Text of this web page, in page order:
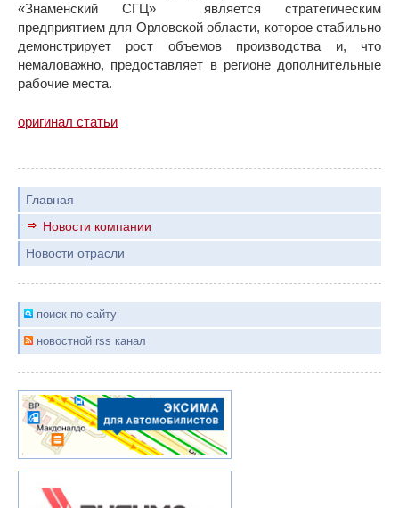
«Знаменский СГЦ» является стратегическим
предприятием для Орловской области, которое стабильно
демонстрирует рост объемов производства и, что
немаловажно, предоставляет в регионе дополнительные
рабочие места.
оригинал статьи
Главная
Новости компании
Новости отрасли
поиск по сайту
новостной rss канал